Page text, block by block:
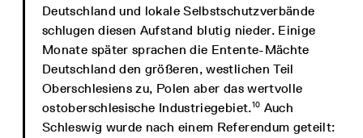
Deutschland und lokale Selbstschutzverbände
schlugen diesen Aufstand blutig nieder. Einige
Monate später sprachen die Entente-Mächte
Deutschland den größeren, westlichen Teil
Oberschlesiens zu, Polen aber das wertvolle
ostoberschlesische Industriegebiet.10 Auch
Schleswig wurde nach einem Referendum geteilt: